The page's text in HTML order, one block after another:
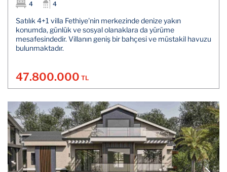
4 4
Satılık 4+1 villa Fethiye'nin merkezinde denize yakın
konumda, günlük ve sosyal olanaklara da yürüme
mesafesindedir. Villanın geniş bir bahçesi ve müstakil havuzu
bulunmaktadır.
47.800.000 TL